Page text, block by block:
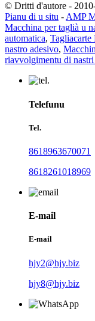
© Dritti d'autore -
Pianu di u situ -AMP
Macchina per taglià u
automatica,
nastro adesivo,
riavvolgimentu di
Telefunu
Tel.
8618963670071
8618261018969
E-mail
E-mail
hjy2@hjy.biz
hjy8@hjy.biz